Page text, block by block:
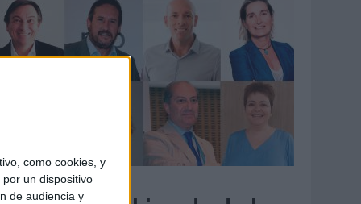
como cookies, y
un dispositivo
de audiencia y
08/2026